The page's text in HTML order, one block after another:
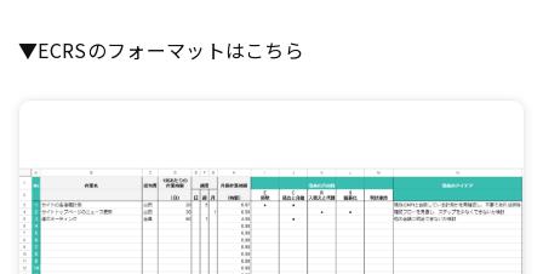
▼ECRSのフォーマットはこちら